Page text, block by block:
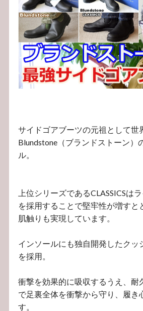
サイドゴアブーツの元祖として世
Blundstone（ブランドストーン）
ル。
上位シリーズであるCLASSICSは
を採用することで堅牢性が増すと
肌触りも実現しています。
インソールにも独自開発したクッ
を採用。
衝撃を効果的に吸収するうえ、耐
で足裏全体を衝撃から守り、履き
す。